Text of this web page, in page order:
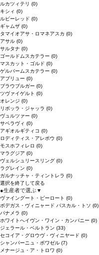
ルカツィテリ (0)
キシィ (0)
ルビーレッド (0)
ギャムザ (0)
タマイオアサ・ロマネアスカ (0)
アサル (0)
サルタナ (0)
ゴールドムスカテラー (0)
マスカット・ゴルド (0)
ゲルバームスカテラー (0)
アブリュー (0)
ブラウブルガー (0)
ツヴァイゲルト (0)
オレンジ (0)
リボッラ・ジャッラ (0)
ヴュルツァー (0)
サペラヴィ (0)
アギオルギティコ (0)
ロディティス・アレポウ (0)
モスホフィレロ (0)
マラグジア (0)
ヴェルシュリースリング (0)
ラグレイン (0)
ガルナッチャ・ティントレラ (0)
選択を終了して戻る
●生産者で選ぶ▼
ヴァイングート・ピーロート (0)
ボデガス・ヴィニャード パスカル・トソ (0)
パナメラ (0)
ホワイトへイヴン・ワイン・カンパニー (0)
ジェラール・ベルトラン (33)
セコイア・グロウヴ・ヴィニヤード (0)
シャンパーニュ・ボワゼル (7)
メナージュ・ア・トロワ (0)